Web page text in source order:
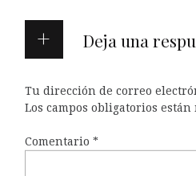
Deja una
Tu dirección de correo
Los campos obligatorios están
Comentario *